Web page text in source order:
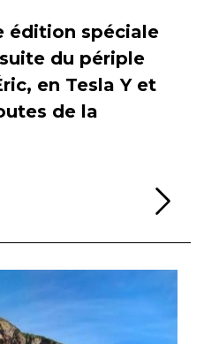
édition spéciale
du périple
en Tesla Y et
de la